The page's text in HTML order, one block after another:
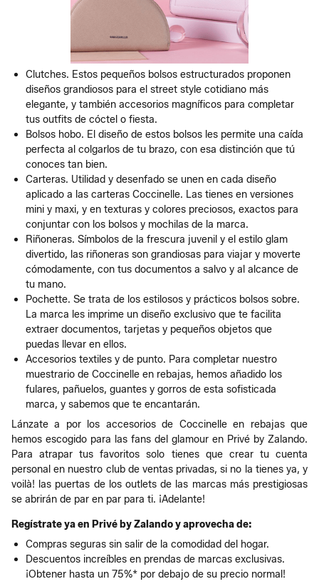
Clutches. Estos pequeños bolsos estructurados proponen
diseños grandiosos para el street style cotidiano más
elegante, y también accesorios magníficos para completar
tus outfits de cóctel o fiesta.
Bolsos hobo. El diseño de estos bolsos les permite una caída
perfecta al colgarlos de tu brazo, con esa distinción que tú
conoces tan bien.
Carteras. Utilidad y desenfado se unen en cada diseño
aplicado a las carteras Coccinelle. Las tienes en versiones
mini y maxi, y en texturas y colores preciosos, exactos para
conjuntar con los bolsos y mochilas de la marca.
Riñoneras. Símbolos de la frescura juvenil y el estilo glam
divertido, las riñoneras son grandiosas para viajar y moverte
cómodamente, con tus documentos a salvo y al alcance de
tu mano.
Pochette. Se trata de los estilosos y prácticos bolsos sobre.
La marca les imprime un diseño exclusivo que te facilita
extraer documentos, tarjetas y pequeños objetos que
puedas llevar en ellos.
Accesorios textiles y de punto. Para completar nuestro
muestrario de Coccinelle en rebajas, hemos añadido los
fulares, pañuelos, guantes y gorros de esta sofisticada
marca, y sabemos que te encantarán.
Lánzate a por los accesorios de Coccinelle en rebajas que
hemos escogido para las fans del glamour en Privé by Zalando.
Para atrapar tus favoritos solo tienes que crear tu cuenta
personal en nuestro club de ventas privadas, si no la tienes ya, y
voilà! las puertas de los outlets de las marcas más prestigiosas
se abrirán de par en par para ti. ¡Adelante!
Regístrate ya en Privé by Zalando y aprovecha de:
Compras seguras sin salir de la comodidad del hogar.
Descuentos increíbles en prendas de marcas exclusivas.
¡Obtener hasta un 75%* por debajo de su precio normal!